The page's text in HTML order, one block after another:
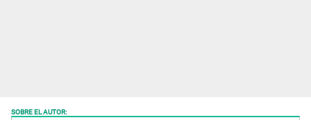
SOBRE EL AUTOR: